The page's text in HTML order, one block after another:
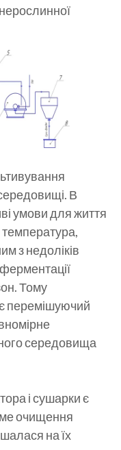
В
умови для життя
температура,
з недоліків
Тому
перемішуючий
середовища
і сушарки є
очищення
на їх